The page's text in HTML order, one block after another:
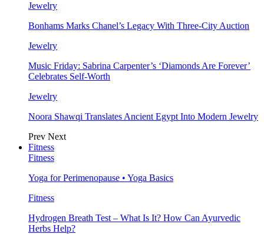
Jewelry
Bonhams Marks Chanel’s Legacy With Three-City Auction
Jewelry
Music Friday: Sabrina Carpenter’s ‘Diamonds Are Forever’
Celebrates Self-Worth
Jewelry
Noora Shawqi Translates Ancient Egypt Into Modern Jewelry
Prev Next
Fitness
Fitness
Yoga for Perimenopause • Yoga Basics
Fitness
Hydrogen Breath Test – What Is It? How Can Ayurvedic
Herbs Help?